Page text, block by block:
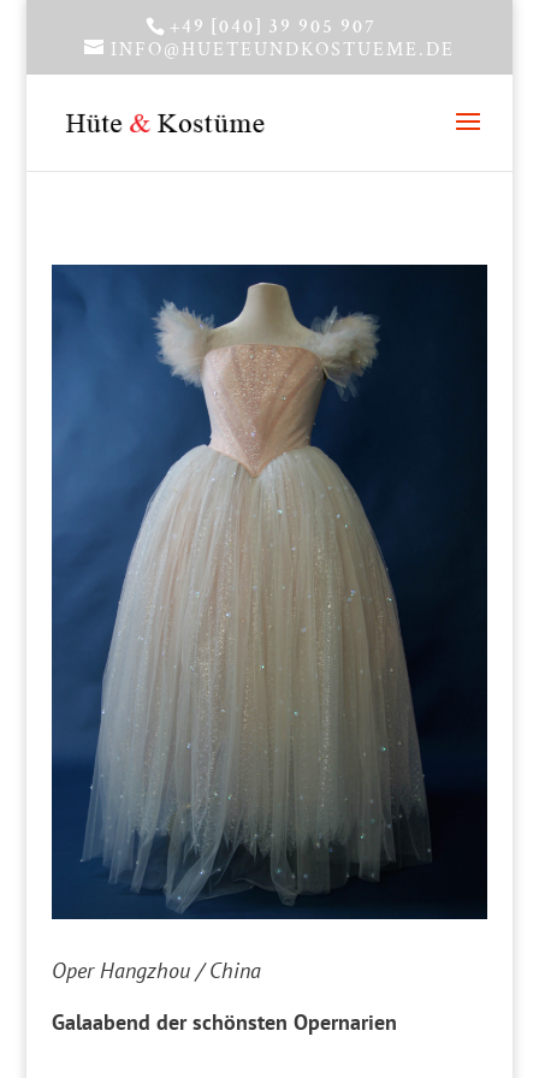
+49 [040] 39 905 907
INFO@HUETEUNDKOSTUEME.DE
Oper Hangzhou / China
Galaabend der schönsten Opernarien